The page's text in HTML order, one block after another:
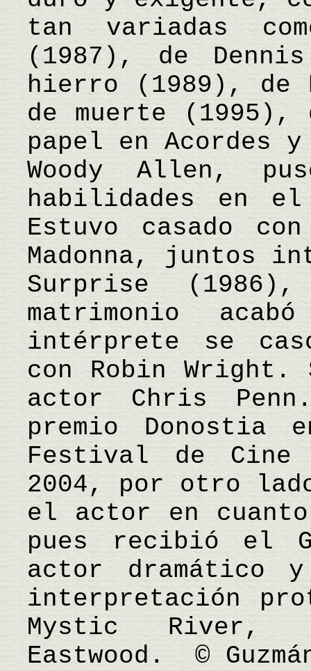
tan variadas
(1987), de
hierro (1989), de
de muerte (1995),
papel en Acordes
Woody Allen,
habilidades en el
Estuvo casado
Madonna, juntos
Surprise
matrimonio
intérprete se
con Robin Wright.
actor Chris
premio
Festival de Cine
2004, por otro
el actor en
pues recibió el
actor dramático
interpretación
Mystic River,
Eastwood. ©